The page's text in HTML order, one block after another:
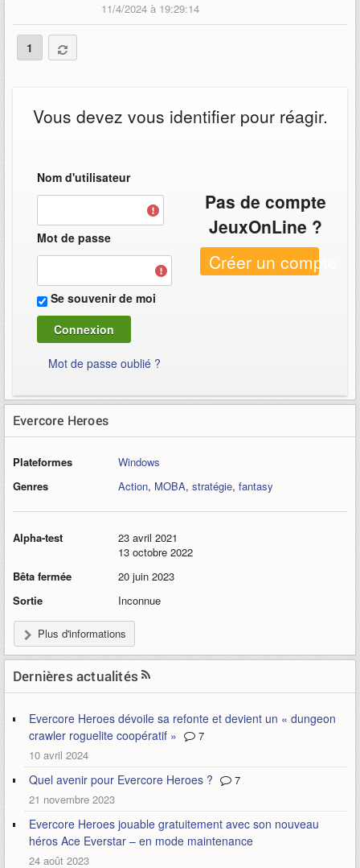
11/4/2024 à 19:29:14
1
Vous devez vous identifier pour réagir.
Nom d'utilisateur
Mot de passe
Se souvenir de moi
Mot de passe oublié ?
Pas de compte
JeuxOnLine ?
Créer un compte
Evercore Heroes
Plateformes
Windows
Genres
Action, MOBA, stratégie, fantasy
Alpha-test
23 avril 2021
13 octobre 2022
Bêta fermée
20 juin 2023
Sortie
Inconnue
Plus d'informations
Dernières actualités
Evercore Heroes dévoile sa refonte et devient un « dungeon
crawler roguelite coopératif »
7
10 avril 2024
Quel avenir pour Evercore Heroes ?
7
21 novembre 2023
Evercore Heroes jouable gratuitement avec son nouveau
héros Ace Everstar – en mode maintenance
24 août 2023